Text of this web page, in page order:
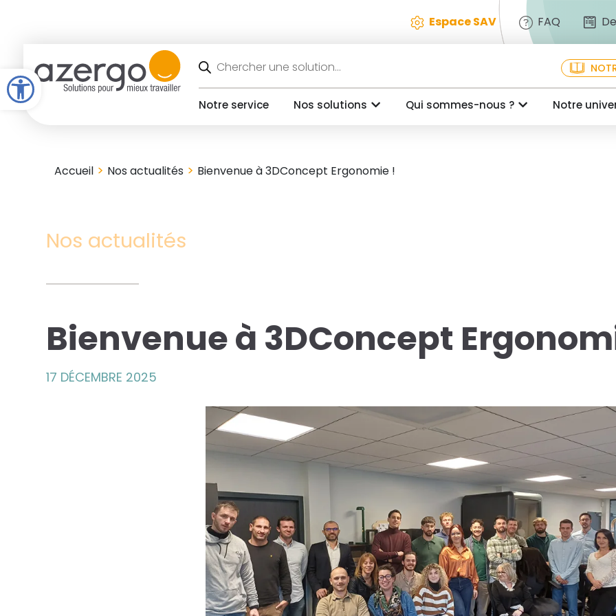
Open toolbar
Espace SAV FAQ
de
produits
Notre service Nos solutions Qui sommes-nous ? Notre
Accueil > Nos actualités > Bienvenue à 3DConcept Ergonomie !
Nos actualités
Bienvenue à 3DConcept
17 DÉCEMBRE 2025